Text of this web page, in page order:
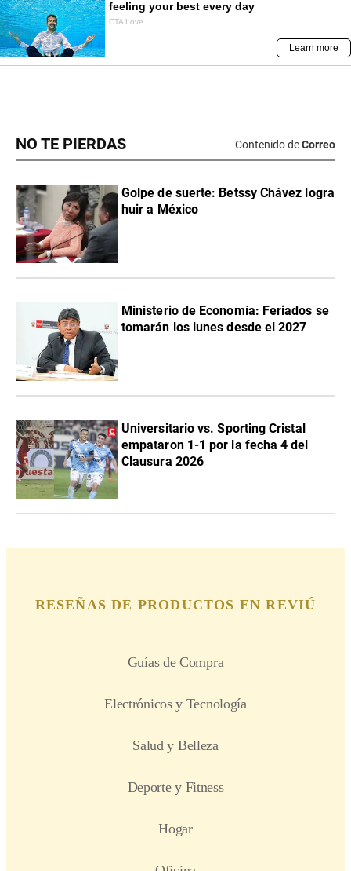
NO TE PIERDAS Contenido deCorreo
Golpe de suerte: Betssy Chávez logra
huir a México
Ministerio de Economía: Feriados se
tomarán los lunes desde el 2027
Universitario vs. Sporting Cristal
empataron 1-1 por la fecha 4 del
Clausura 2026